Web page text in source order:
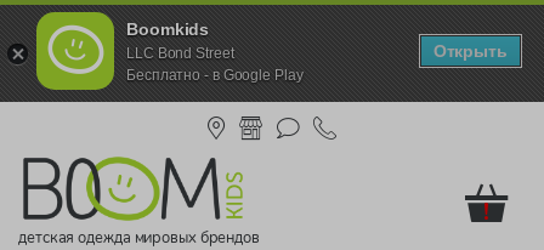
Boomkids
LLC Bond Street
Бесплатно - в Google Play
Открыть
детская одежда мировых брендов
!